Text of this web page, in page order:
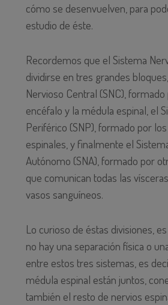
cómo se desenvuelven, para
estudio de éste.
Recordemos que el Sistema
dividirse en tres grandes
Nervioso Central (SNC),
encéfalo y la médula espinal, el
Periférico (SNP), formado por
espinales, y finalmente el
Autónomo (SNA), formado por
que comunican todas las
vasos sanguíneos.
Lo curioso de éstas divisiones,
no hay una separación física o
entre estos tres sistemas, es
médula espinal están juntos,
también el resto de nervios